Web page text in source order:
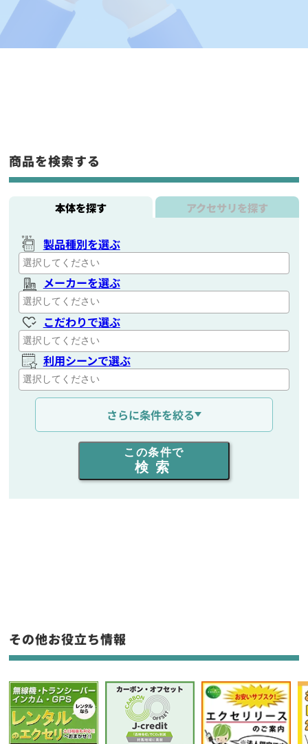
商品を検索する
本体を探す アクセサリを探す
製品種別を選ぶ
メーカーを選ぶ
こだわりで選ぶ
利用シーンで選ぶ
通信距離を選ぶ
出力を選ぶ
同時通話人数を選ぶ
フリーワード入力(製品名等)
選択条件をリセット
さらに条件を絞る
この条件で
検索
その他お役立ち情報